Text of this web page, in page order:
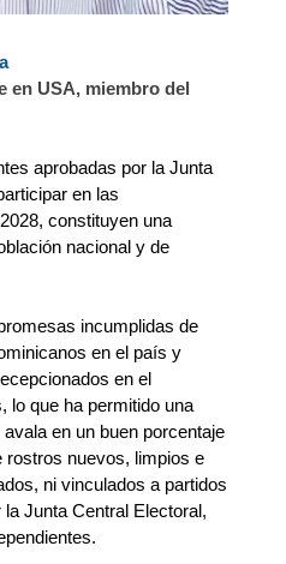
en USA, miembro del
aprobadas por la Junta
en las
constituyen una
nacional y de
incumplidas de
en el país y
en el
lo que ha permitido una
en un buen porcentaje
rostros nuevos, limpios e
ni vinculados a partidos
Junta Central Electoral,